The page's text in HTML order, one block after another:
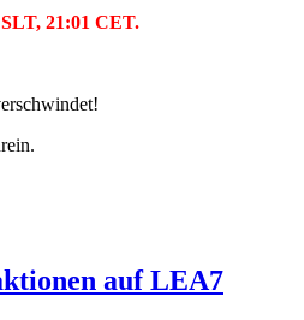
21:01 CET.
auf LEA7